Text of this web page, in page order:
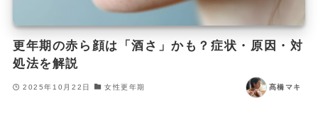
更年期の赤ら顔は「酒さ」かも？症状・原因・対
処法を解説
2025年10月22日 女性更年期 髙橋マキ